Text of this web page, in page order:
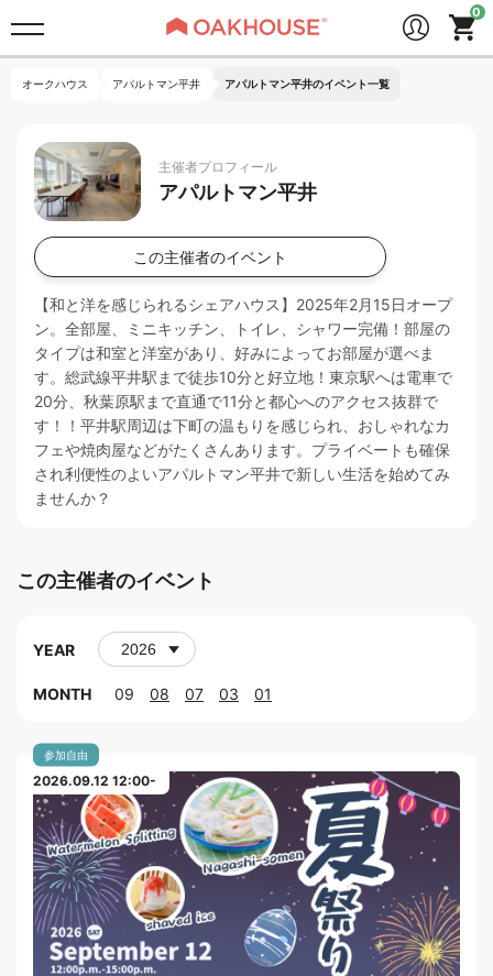
オークハウス アパルトマン平井 アパルトマン平井のイベント一覧
主催者プロフィール
アパルトマン平井
この主催者のイベント
【和と洋を感じられるシェアハウス】2025年2月15日オープ
ン。全部屋、ミニキッチン、トイレ、シャワー完備！部屋の
タイプは和室と洋室があり、好みによってお部屋が選べま
す。総武線平井駅まで徒歩10分と好立地！東京駅へは電車で
20分、秋葉原駅まで直通で11分と都心へのアクセス抜群で
す！！平井駅周辺は下町の温もりを感じられ、おしゃれなカ
フェや焼肉屋などがたくさんあります。プライベートも確保
され利便性のよいアパルトマン平井で新しい生活を始めてみ
ませんか？
この主催者のイベント
YEAR
MONTH 09 08 07 03 01
2026.09.12 12:00-
参加自由